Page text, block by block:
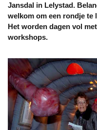
Jansdal in Lelystad.
welkom om een rondje te
Het worden dagen vol
workshops.